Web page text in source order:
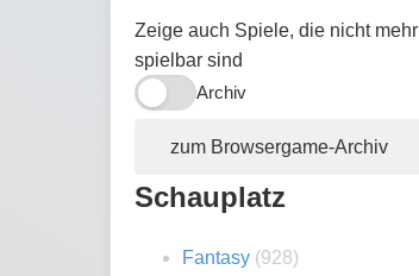
Zeige auch Spiele, die nicht mehr
spielbar sind
Archiv
zum Browsergame-Archiv
Schauplatz
Fantasy (928)